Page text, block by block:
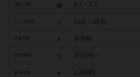
参加人数 3人～5人
15分～30分
未登録
2023年～
参考価格 2,200円